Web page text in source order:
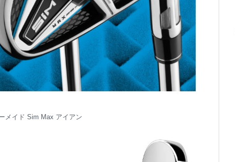
メイド Sim Max アイアン